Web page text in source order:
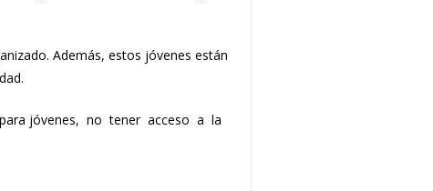
Además, estos jóvenes están
para jóvenes, no tener acceso a la